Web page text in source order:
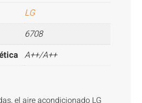
LG
6708
A++/A++
el aire acondicionado LG